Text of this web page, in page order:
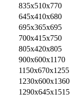
835х510х770
645х410х680
695х365х695
700х415х750
805х420х805
900х600х1170
1150х670х1255
1230х600х1360
1290х645х1515